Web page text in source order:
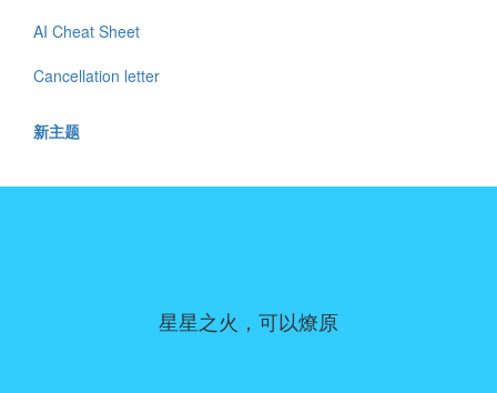
AI Cheat Sheet
Cancellation letter
新主题
星星之火，可以燎原